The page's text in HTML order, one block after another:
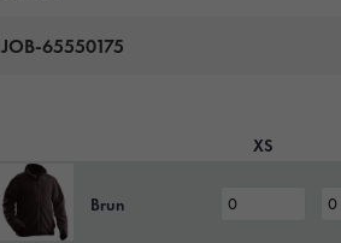
JOB-65550175
XS
Brun